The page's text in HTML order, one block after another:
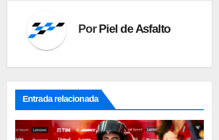
PorPiel de Asfalto
Entrada relacionada